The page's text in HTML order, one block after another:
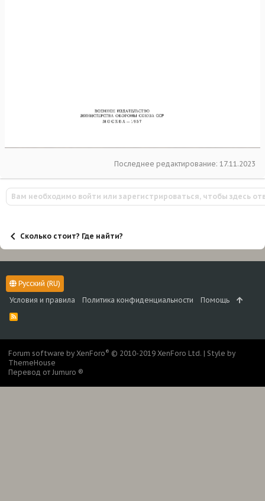
Последнее редактирование: 17.11.2023
Вам необходимо войти или зарегистрироваться, чтобы здесь
Сколько стоит? Где найти?
Русский (RU)
Условия и правила
Политика конфиденциальности Помощь
R
S
Forum software by XenForo® © 2010-2019 XenForo Ltd. | Style by
ThemeHouse
Перевод от Jumuro ®